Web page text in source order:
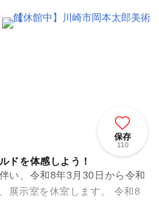
保存
110
ドを体感しよう！
い、令和8年3月30日から令和
展示室を休室します。 令和8